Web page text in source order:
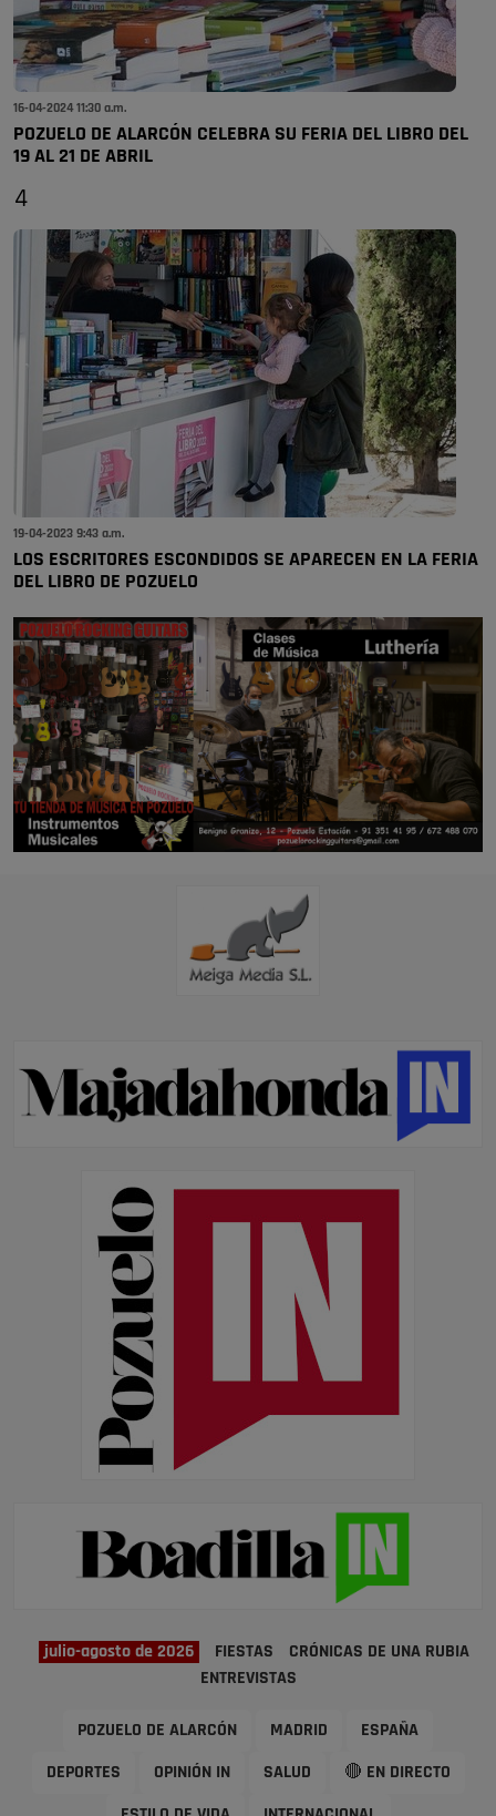
16-04-2024 11:30 a.m.
POZUELO DE ALARCÓN CELEBRA SU FERIA DEL LIBRO DEL
19 AL 21 DE ABRIL
4
19-04-2023 9:43 a.m.
LOS ESCRITORES ESCONDIDOS SE APARECEN EN LA FERIA
DEL LIBRO DE POZUELO
julio-agosto de 2026 FIESTAS
CRÓNICAS DE UNA RUBIA
ENTREVISTAS
POZUELO DE ALARCÓN MADRID ESPAÑA
DEPORTES OPINIÓN IN SALUD 🔴 EN DIRECTO